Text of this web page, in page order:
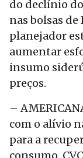
do declínio
nas bolsas
planejador
aumentar
insumo
preços.
–
com o alívio
para a